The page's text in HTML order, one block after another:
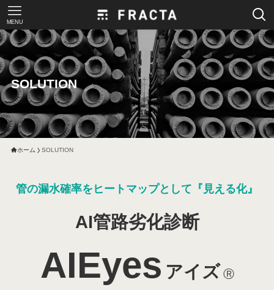
MENU
SOLUTION
ホーム SOLUTION
管の漏水確率を ヒートマップとして 『見える化』
AI管路劣化診断
AIEyes アイズ Ⓡ